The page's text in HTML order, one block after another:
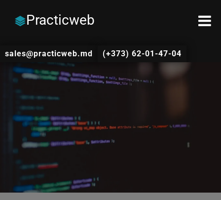
Practicweb
sales@practicweb.md (+373) 62-01-47-04